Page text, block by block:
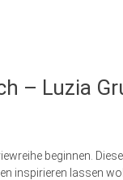
– Luzia
beginnen.
inspirieren lassen